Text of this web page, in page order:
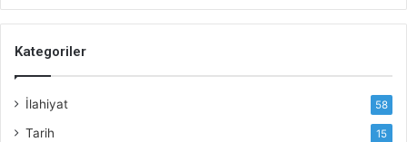
Kategoriler
İlahiyat 58
Tarih 15